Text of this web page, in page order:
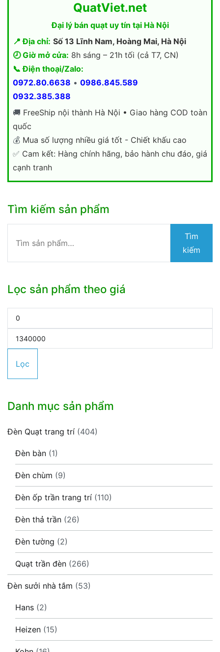
QuatViet.net
Đại lý bán quạt uy tín tại Hà Nội
📍 Địa chỉ: Số 13 Lĩnh Nam, Hoàng Mai, Hà Nội
🕗 Giờ mở cửa: 8h sáng – 21h tối (cả T7, CN)
📞 Điện thoại/Zalo:
0972.80.6638 • 0986.845.589
0932.385.388
🚚 FreeShip nội thành Hà Nội • Giao hàng COD toàn
quốc
💰 Mua số lượng nhiều giá tốt - Chiết khấu cao
✅ Cam kết: Hàng chính hãng, bảo hành chu đáo, giá
cạnh tranh
Tìm kiếm sản phẩm
kiếm:
Tìm
kiếm
Lọc sản phẩm theo giá
Giá
tối
thiểu
Giá
Lọc
Danh mục sản phẩm
Đèn Quạt trang trí (404)
Đèn bàn (1)
Đèn chùm (9)
Đèn ốp trần trang trí (110)
Đèn thả trần (26)
Đèn tường (2)
Quạt trần đèn (266)
Đèn sưởi nhà tắm (53)
Hans (2)
Heizen (15)